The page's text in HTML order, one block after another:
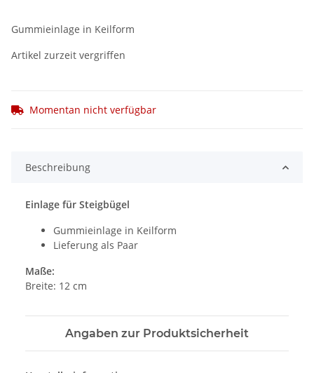
Gummieinlage in Keilform
Artikel zurzeit vergriffen
Momentan nicht verfügbar
Beschreibung
Einlage für Steigbügel
Gummieinlage in Keilform
Lieferung als Paar
Maße:
Breite: 12 cm
Angaben zur Produktsicherheit